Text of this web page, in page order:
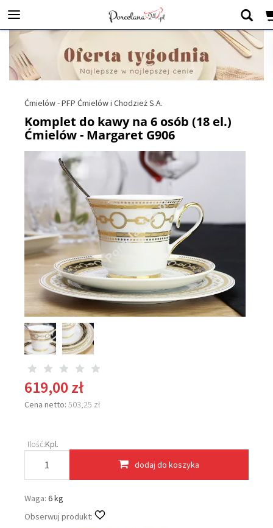
Ćmielów - PFP Ćmielów i Chodzież S.A.
Komplet do kawy na 6 osób (18 el.)
Ćmielów - Margaret G906
619,00 zł
Cena netto: 503,25 zł
Ilość:Kpl.
dodaj do koszyka
Waga: 6 kg
Obserwuj produkt: